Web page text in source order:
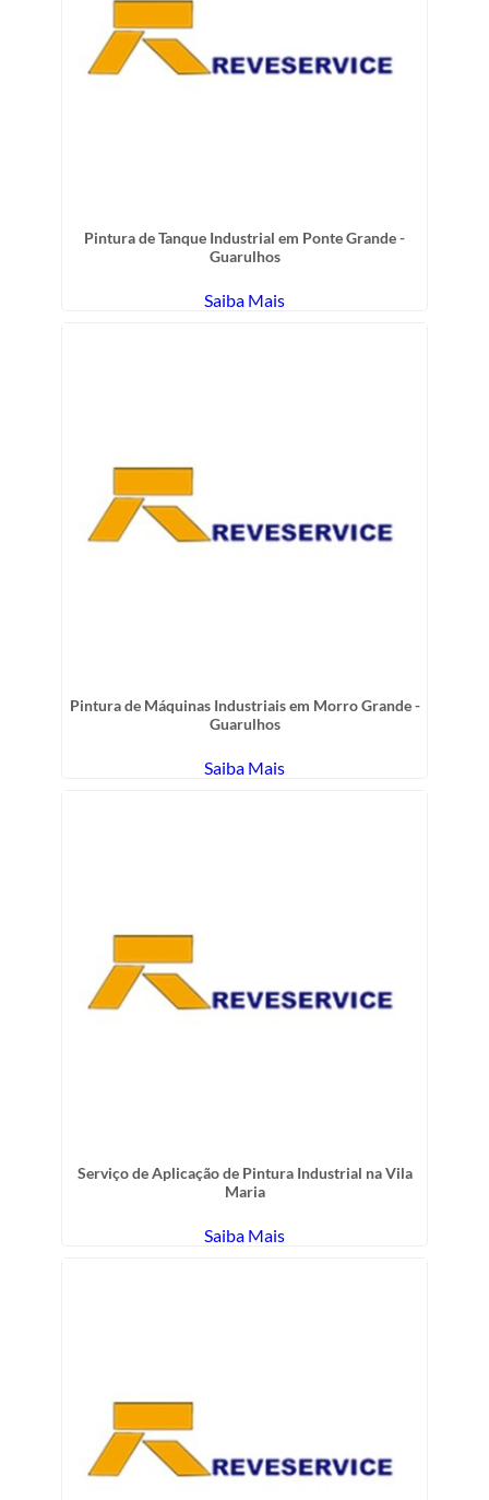
Pintura de Tanque Industrial em Ponte Grande -
Guarulhos
Saiba Mais
Pintura de Máquinas Industriais em Morro Grande -
Guarulhos
Saiba Mais
Serviço de Aplicação de Pintura Industrial na Vila
Maria
Saiba Mais